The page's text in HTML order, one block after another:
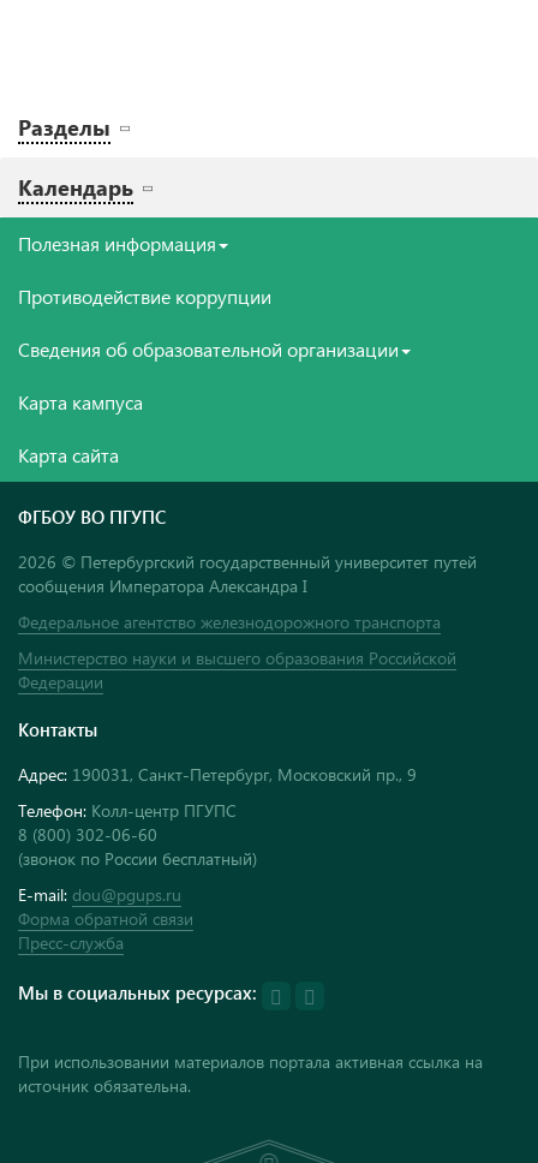
Разделы
Календарь
Полезная информация
Противодействие коррупции
Сведения об образовательной организации
Карта кампуса
Карта сайта
ФГБОУ ВО ПГУПС
2026 © Петербургский государственный университет путей
сообщения Императора Александра I
Федеральное агентство железнодорожного транспорта
Министерство науки и высшего образования Российской
Федерации
Контакты
Адрес: 190031, Санкт-Петербург, Московский пр., 9
Телефон: Колл-центр ПГУПС
8 (800) 302-06-60
(звонок по России бесплатный)
E-mail: dou@pgups.ru
Форма обратной связи
Пресс-служба
Мы в социальных ресурсах:
При использовании материалов портала активная ссылка на
источник обязательна.